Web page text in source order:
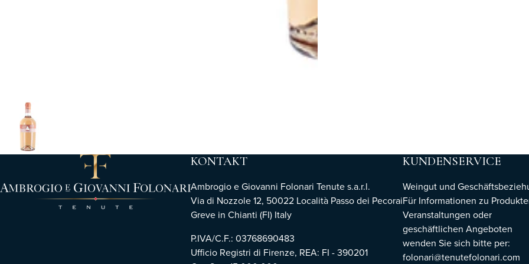
KONTAKT
Ambrogio e Giovanni Folonari Tenute s.a.r.l.
Via di Nozzole 12, 50022 Località Passo dei Pecorai
Greve in Chianti (FI) Italy
P.IVA/C.F.: 03768690483
Ufficio Registri di Firenze, REA: FI - 390201
KUNDENSERVICE
Weingut und
Für Informationen zu
Veranstaltungen oder
geschäftlichen Angeboten
wenden Sie sich bitte per:
folonari@tenutefolonari.com